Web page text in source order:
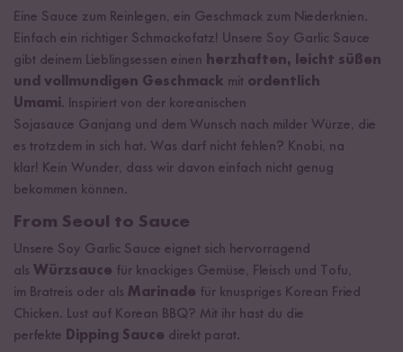
Eine Sauce zum Reinlegen, ein Geschmack zum Niederknien.
Einfach ein richtiger Schmackofatz! Unsere Soy Garlic Sauce
gibt deinem Lieblingsessen einen herzhaften, leicht süßen
und vollmundigen Geschmack mit ordentlich
Umami. Inspiriert von der koreanischen
Sojasauce Ganjang und dem Wunsch nach milder Würze, die
es trotzdem in sich hat. Was darf nicht fehlen? Knobi, na
klar! Kein Wunder, dass wir davon einfach nicht genug
bekommen können.
From Seoul to Sauce
Unsere Soy Garlic Sauce eignet sich hervorragend
als Würzsauce für knackiges Gemüse, Fleisch und Tofu,
im Bratreis oder als Marinade für knuspriges Korean Fried
Chicken. Lust auf Korean BBQ? Mit ihr hast du die
perfekte Dipping Sauce direkt parat.